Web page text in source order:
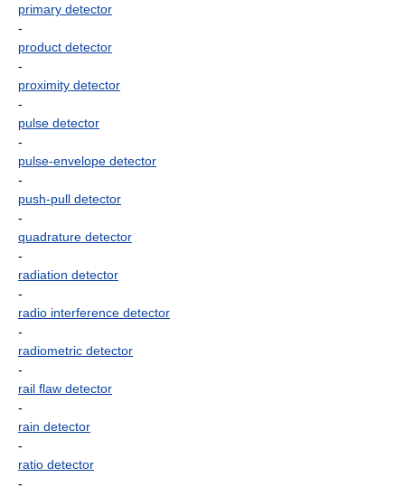
primary detector
-
product detector
-
proximity detector
-
pulse detector
-
pulse-envelope detector
-
push-pull detector
-
quadrature detector
-
radiation detector
-
radio interference detector
-
radiometric detector
-
rail flaw detector
-
rain detector
-
ratio detector
-